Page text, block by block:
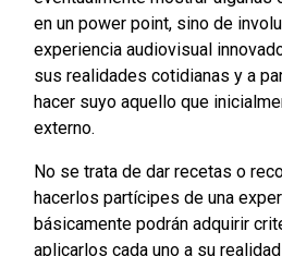
en un power point, sino de
experiencia audiovisual
sus realidades cotidianas y a
hacer suyo aquello que
externo.
No se trata de dar recetas o
hacerlos partícipes de una
básicamente podrán adquirir
aplicarlos cada uno a su